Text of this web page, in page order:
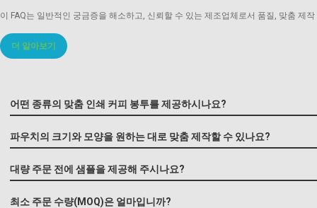
이 FAQ는 일반적인 궁금증을 해소하고, 신뢰할 수 있는 제조업체로서 품질, 맞춤 제
더 알아보기
어떤 종류의 맞춤 인쇄 커피 봉투를 제공하시나요?
파우치의 크기와 모양을 원하는 대로 맞춤 제작할 수 있나요?
대량 주문 전에 샘플을 제공해 주시나요?
최소 주문 수량(MOQ)은 얼마입니까?